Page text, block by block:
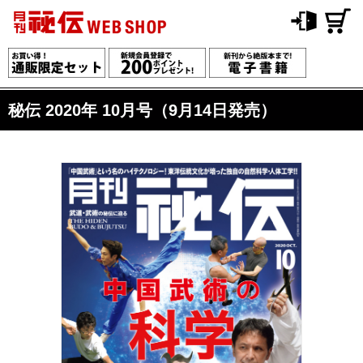
秘伝 2020年 10月号（9月14日発売）